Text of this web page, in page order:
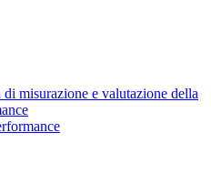
di misurazione e valutazione della